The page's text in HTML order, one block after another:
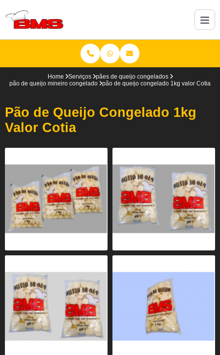
Home Serviços
pães de queijo congelados
pão de queijo mineiro congelado
pão de queijo congelado 1kg valor Cotia
Pão de Queijo Congelado 1kg
Valor Cotia